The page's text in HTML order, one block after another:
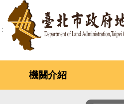
跳到主要內容區塊
機關介紹